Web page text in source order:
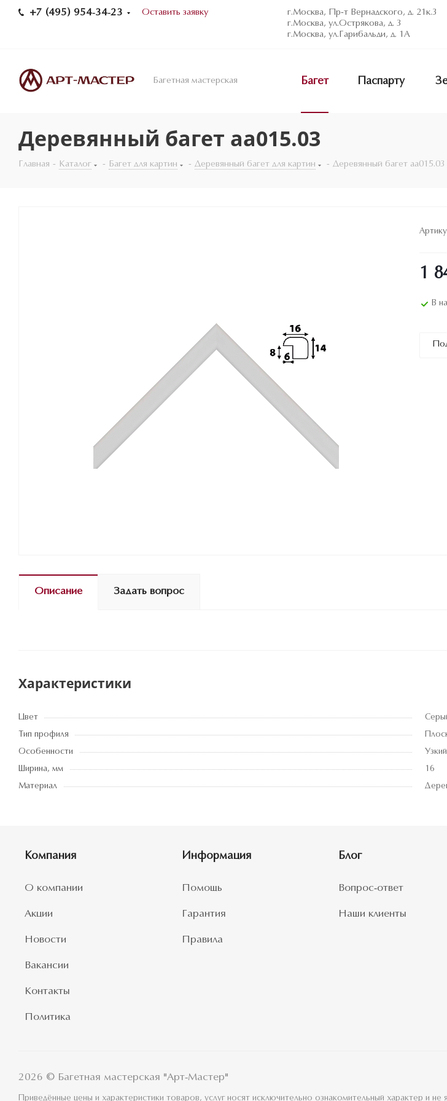
+7 (495) 954-34-23 Оставить заявку
г.Москва, Пр-т Вернадского, д. 21к.3
г.Москва, ул.Острякова, д. 3
г.Москва, ул.Гарибальди, д. 1А
Багетная мастерская Багет Паспарту
Деревянный багет aa015.03
Главная - Каталог - Багет для картин - Деревянный багет для картин - Деревянный багет aa015.03
1
В
Описание Задать вопрос
Характеристики
Цвет
Тип профиля
Особенности
Узкий
Ширина, мм
16
Материал
Компания
О компании
Акции
Новости
Вакансии
Контакты
Политика
Информация
Помощь
Гарантия
Правила
Блог
Вопрос-ответ
Наши клиенты
2026 © Багетная мастерская "Арт-Мастер"
Приведённые цены и характеристики товаров, услуг носят исключительно ознакомительный характер и